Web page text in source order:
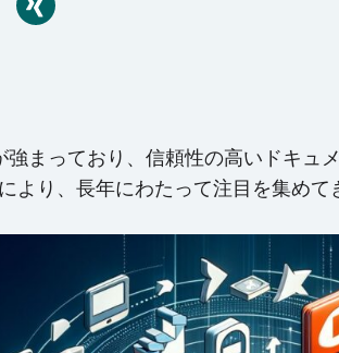
まっており、信頼性の高いドキュ
り、長年にわたって注目を集め